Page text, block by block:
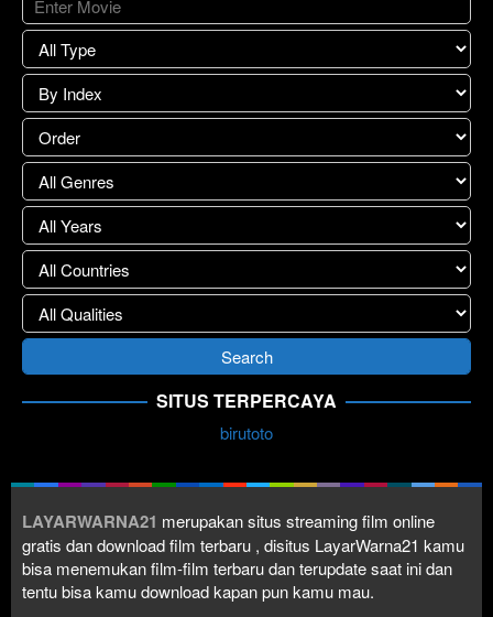
SITUS TERPERCAYA
birutoto
LAYARWARNA21 merupakan situs streaming film online
gratis dan download film terbaru , disitus LayarWarna21 kamu
bisa menemukan film-film terbaru dan terupdate saat ini dan
tentu bisa kamu download kapan pun kamu mau.